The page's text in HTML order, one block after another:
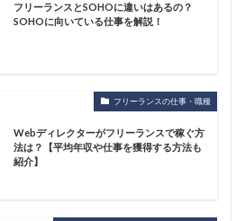
フリーランスとSOHOに違いはあるの？
SOHOに向いている仕事を解説！
フリーランスの仕事・職種
Webディレクターがフリーランスで稼ぐ方
法は？【平均年収や仕事を獲得する方法も
紹介】